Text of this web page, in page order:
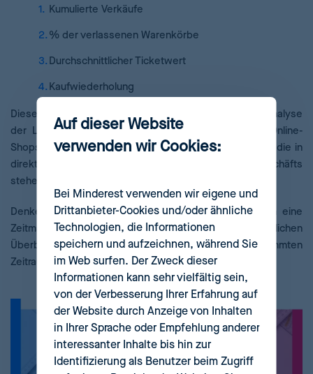
Kumulierte Verkäufe
% der verlassenen Warenkörbe
Durchschnittlicher Ticketwert
Kaufwiederholung
Diese vier Beispiele sind vollkommen gültige KPIs
zur Analyse
der Leistung eines E-Commerce. Im Kontext eines Online-
Shops sind diese Punkte perfekt messbare Elemente, die in
direktem Zusammenhang mit der Entwicklung des Geschäfts
stehen.
Denken Sie außerdem daran, dass Sie allen Punkten eine
Zeitmaßeinheit zuweisen, damit sie Ihnen einen einheitlichen
Überblick über die Entwicklung während eines bestimmten
Zeitraums aufzeigen können.
Auf dieser Website
verwenden wir Cookies:
Bei Minderest verwenden wir eigene und
Drittanbieter-Cookies und/oder ähnliche
Technologien, die Informationen
speichern und aufzeichnen, während Sie
im Web surfen. Der Zweck dieser
Informationen kann sehr vielfältig sein,
von der Verbesserung Ihrer Erfahrung auf
der Website durch Anzeige von Inhalten
in Ihrer Sprache oder Empfehlung anderer
interessanter Inhalte bis hin zur
Identifizierung als Benutzer beim Zugriff